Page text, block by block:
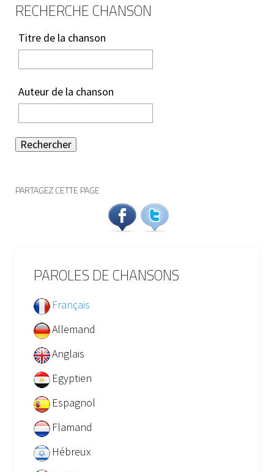
RECHERCHE CHANSON
Titre de la chanson
Auteur de la chanson
Rechercher
PARTAGEZ CETTE PAGE
PAROLES DE CHANSONS
Français
Allemand
Anglais
Egyptien
Espagnol
Flamand
Hébreux